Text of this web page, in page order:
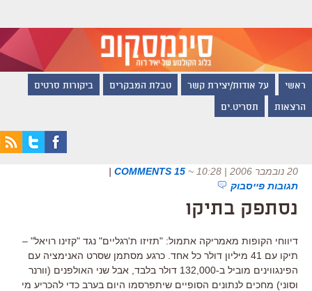
ראשי על אודות/יצירת קשר טבלת המבקרים ביקורות סרטים
הרצאות תסריט.ים
20 נובמבר 2006 | 10:28 ~
15 COMMENTS
|
תגובות פייסבוק
נסתפק בתיקו
דיווחי הקופות מאמריקה אתמול: "תזיזו ת'רגליים" נגד "קזינו רויאל" –
תיקו עם 41 מיליון דולר כל אחד. כרגע מסתמן שסרט האנימציה עם
הפינגווינים מוביל ב-132,000 דולר בלבד, אבל שני האולפנים (וורנר
וסוני) מחכים לנתונים הסופיים שיתפרסמו היום בערב כדי להכריע מי